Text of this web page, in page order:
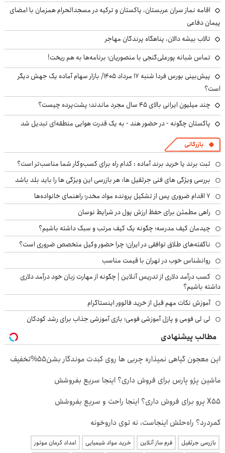
اقامه نماز سران عربستان، پاکستان و ترکیه در مسجدالحرام همزمان با امضای
پیمان دفاعی
تالاب بیشه دالان، پناهگاه پرندگان مهاجر
تماس شبانه پورعلی‌گنجی با منصوریان؛ برنامه‌ها به هم ریخت!
پیش‌بینی بورس فردا شنبه ۱۷ مرداد ۱۴۰۵/ بازار سهام آماده یک جهش دیگر
است؟
چند میلیون ایرانی بالای ۴۵ سال مجرد ماندند؛ پشت‌پرده چیست؟
پاکستان چگونه - در حضور هند - به یک قدرت هوایی منطقه‌ای تبدیل شد
بازرگانی
ثبت برند یا خرید برند آماده : کدام راه برای کسب‌وکار شما مناسب‌تر است؟
بررسی ویژگی های فنی جرثقیل ها: هر بازرسی این ویژگی ها را باید بلد باشد
۷ اقدام ضروری پس از تشکیل پرونده مواد مخدر؛ راهنمای خانواده‌ها
راهی مطمئن برای حفظ ارزش پول در شرایط نوسان
چیدمان کیف مدرسه؛ چگونه یک کیف مرتب و سبک داشته باشیم؟
ناگفته‌های طلاق توافقی در ایران؛ چرا حضور وکیل متخصص ضروری است؟
روانشناس خوب در تهران با قیمت مناسب
کسب درآمد دلاری از تدریس آنلاین | چگونه از مهارت زبان خود درآمد دلاری
داشته باشیم؟
آموزش نکات مهم قبل از خرید فالوور اینستاگرام
لی لی فومی و پازل آموزشی فومی؛ بازی آموزشی جذاب برای رشد کودکان
مطالب پیشنهادی
این معجون گیاهی نمیذاره چربی ها روی کبدت موندگار بشن55%تخفیف
ماشین پژو پارس برای فروش داری؟ اینجا سریع بفروشش
X55 پرو برای فروش داری؟ اینجا راحت و سریع بفروشش
کمردرد؟ راه‌حلش اینجاست، نه توی داروخونه
بازرسی جرثقیل فرم ساز آنلاین خرید مواد شیمیایی امداد کرمان موتور